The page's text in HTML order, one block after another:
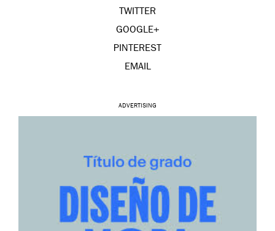
TWITTER
GOOGLE+
PINTEREST
EMAIL
ADVERTISING